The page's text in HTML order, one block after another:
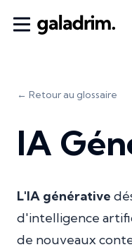
← Retour au glossaire
IA
L'IA générative
d'intelligence
de nouveaux